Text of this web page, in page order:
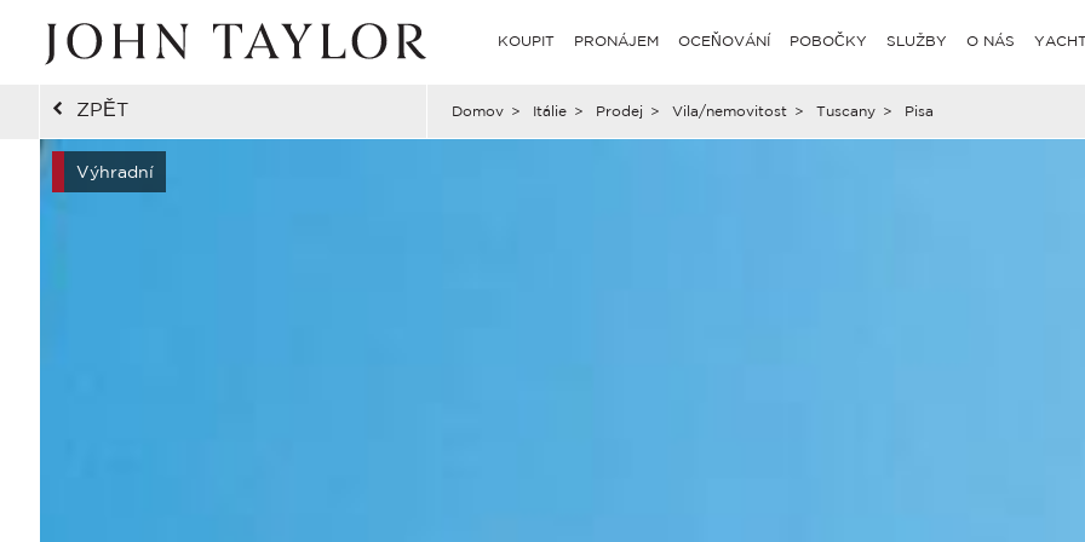
KOUPIT PRONÁJEM OCEŇOVÁNÍ POBOČKY SLUŽBY O NÁS
ZPĚT Domov > Itálie > Prodej > Vila/nemovitost > Tuscany > Pisa
Výhradní